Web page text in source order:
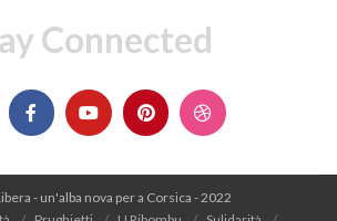
Connected
- un'alba nova per a Corsica - 2022